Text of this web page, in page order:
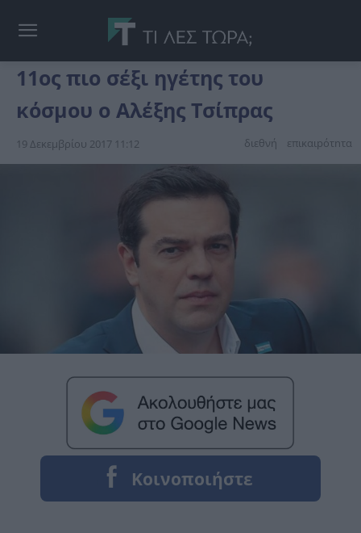
11ος πιο σέξι ηγέτης του
κόσμου ο Αλέξης Τσίπρας
19 Δεκεμβρίου 2017 11:12 διεθνή επικαιpότnτα